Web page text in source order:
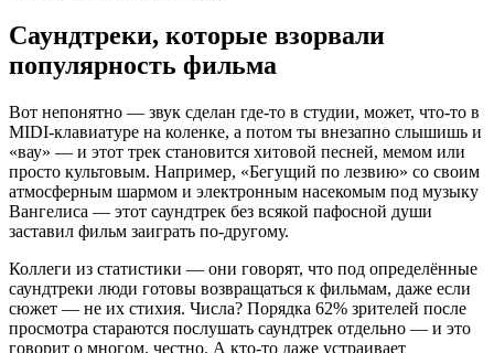
Саундтреки, которые взорвали
популярность фильма
Вот непонятно — звук сделан где-то в студии, может, что-то в
MIDI-клавиатуре на коленке, а потом ты внезапно слышишь и
«вау» — и этот трек становится хитовой песней, мемом или
просто культовым. Например, «Бегущий по лезвию» со своим
атмосферным шармом и электронным насекомым под музыку
Вангелиса — этот саундтрек без всякой пафосной души
заставил фильм заиграть по-другому.
Коллеги из статистики — они говорят, что под определённые
саундтреки люди готовы возвращаться к фильмам, даже если
сюжет — не их стихия. Числа? Порядка 62% зрителей после
просмотра стараются послушать саундтрек отдельно — и это
говорит о многом, честно. А кто-то даже устраивает